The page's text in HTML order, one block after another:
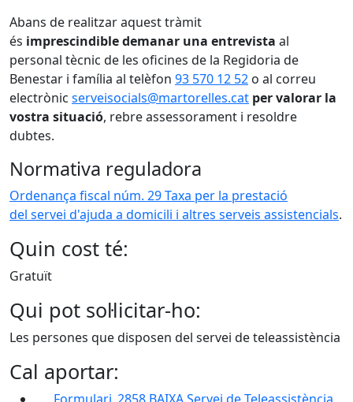
Abans de realitzar aquest tràmit
és imprescindibledemanar una entrevista al
personal tècnic de les oficines de la Regidoria de
Benestar i família al telèfon 93 570 12 52 o al correu
electrònic serveisocials@martorelles.cat per valorar la
vostra situació, rebre assessorament i resoldre
dubtes.
Normativa reguladora
Ordenança fiscal núm. 29 Taxa per la prestació
del servei d'ajuda a domicili i altres serveis assistencials.
Quin cost té:
Gratuït
Qui pot sol·licitar-ho:
Les persones que disposen del servei de teleassistència
Cal aportar: